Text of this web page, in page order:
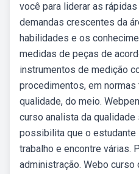
você para liderar as
demandas crescentes da
habilidades e os
medidas de peças de
instrumentos de medição
procedimentos, em
qualidade, do meio.
curso analista da
possibilita que o estudante
trabalho e encontre várias.
administração. Webo